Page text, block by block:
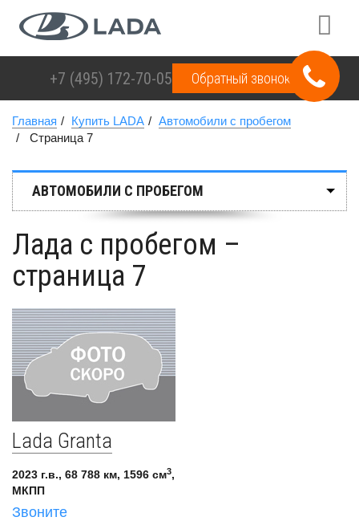
+7 (495) 172-70-05 Обратный звонок
Главная Купить LADA
Автомобили с пробегом
Страница 7
АВТОМОБИЛИ С ПРОБЕГОМ
Лада с пробегом –
страница 7
Lada Granta
2023 г.в., 68 788 км, 1596 см3,
МКПП
Звоните